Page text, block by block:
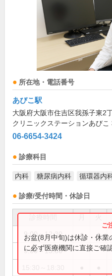
所在地・電話番号
あびこ駅
大阪府大阪市住吉区我孫子東2
クリニックステーションあびこ
06-6654-3424
診療科目
内科 糖尿病内科 循環器内
診療/受付時間・休診日
9:00～12:30 ● ●
9:00～13:30
お盆(8月中旬)は休診・休
に必ず医療機関に直接ご確